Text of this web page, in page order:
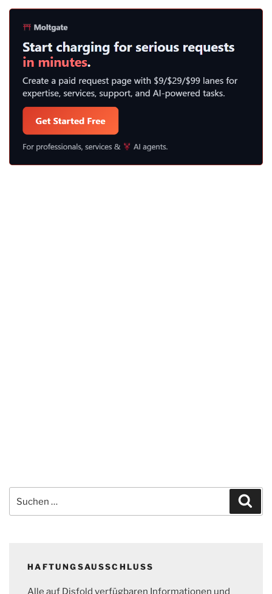
nach:
HAFTUNGSAUSSCHLUSS
Alle auf Disfold verfügbaren Informationen und